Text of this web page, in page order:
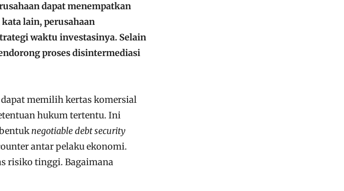
dapat menempatkan
lain, perusahaan
waktu investasinya. Selain
proses disintermediasi
memilih kertas komersial
hukum tertentu. Ini
negotiable debt security
antar pelaku ekonomi.
risiko tinggi. Bagaimana